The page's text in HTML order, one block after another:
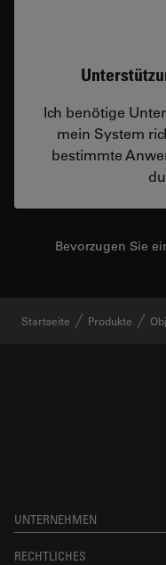
Ich benötige
mein System
bestimmte
Bevorzugen Sie
Startseite Produkte
UNTERNEHMEN
RECHTLICHES